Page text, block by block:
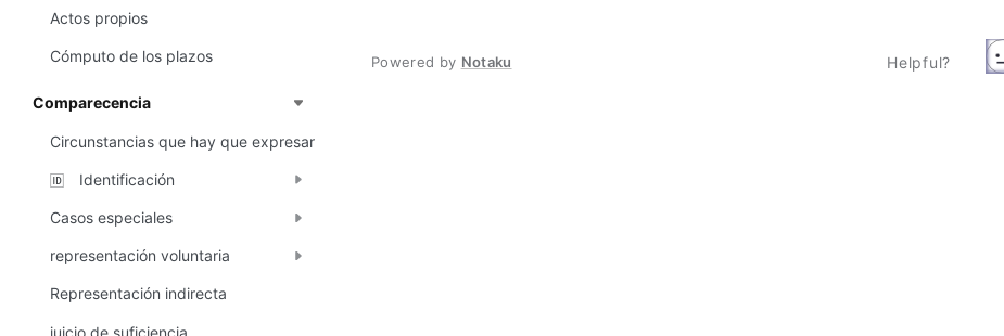
Actos propios
Cómputo de los plazos
Comparecencia
Circunstancias que hay que expresar
🆔 Identificación
Casos especiales
representación voluntaria
Representación indirecta
juicio de suficiencia
Powered by Notaku Helpful?